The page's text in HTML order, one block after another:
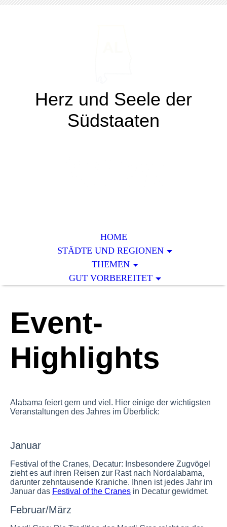
Herz und Seele der
Südstaaten
HOME
STÄDTE UND REGIONEN
THEMEN
GUT VORBEREITET
Event-
Highlights
Alabama feiert gern und viel. Hier einige der wichtigsten
Veranstaltungen des Jahres im Überblick:
Januar
Festival of the Cranes, Decatur: Insbesondere Zugvögel
zieht es auf ihren Reisen zur Rast nach Nordalabama,
darunter zehntausende Kraniche. Ihnen ist jedes Jahr im
Januar das Festival of the Cranes in Decatur gewidmet.
Februar/März